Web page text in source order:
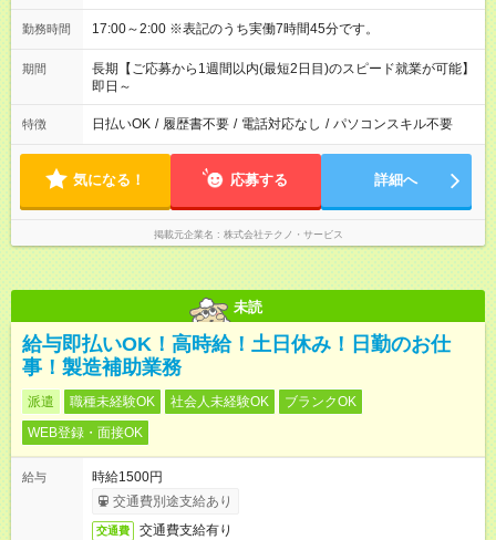
勤務時間 17:00～2:00 ※表記のうち実働7時間45分です。
期間
長期【ご応募から1週間以内(最短2日目)のスピード就業が可能】
即日～
特徴 日払いOK / 履歴書不要 / 電話対応なし / パソコンスキル不要
気になる！ 応募する 詳細へ
掲載元企業名 株式会社テクノ・サービス
未読
給与即払いOK！高時給！土日休み！日勤のお仕
事！製造補助業務
派遣 職種未経験OK 社会人未経験OK
ブランクOK
WEB登録・面接OK
給与
時給1500円
交通費別途支給あり
交通費 交通費支給有り